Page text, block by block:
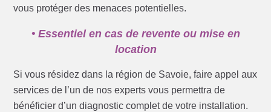
vous protéger des menaces potentielles.
• Essentiel en cas de revente ou mise en
location
Si vous résidez dans la région de Savoie, faire appel aux
services de l’un de nos experts vous permettra de
bénéficier d’un diagnostic complet de votre installation.